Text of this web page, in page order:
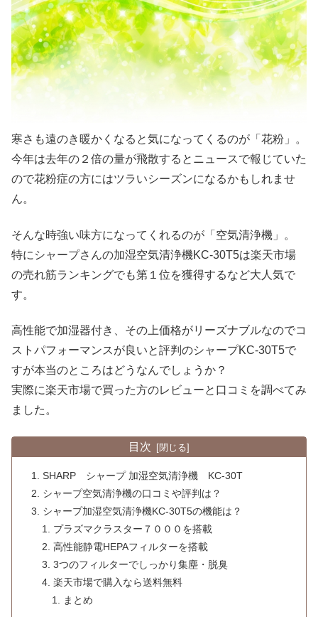
寒さも遠のき暖かくなると気になってくるのが「花粉」。
今年は去年の２倍の量が飛散するとニュースで報じていた
ので花粉症の方にはツラいシーズンになるかもしれませ
ん。
そんな時強い味方になってくれるのが「空気清浄機」。
特にシャープさんの加湿空気清浄機KC-30T5は楽天市場
の売れ筋ランキングでも第１位を獲得するなど大人気で
す。
高性能で加湿器付き、その上価格がリーズナブルなのでコ
ストパフォーマンスが良いと評判のシャープKC-30T5で
すが本当のところはどうなんでしょうか？
実際に楽天市場で買った方のレビューと口コミを調べてみ
ました。
目次
SHARP シャープ 加湿空気清浄機 KC-30T
シャープ空気清浄機の口コミや評判は？
シャープ加湿空気清浄機KC-30T5の機能は？
プラズマクラスター７０００を搭載
高性能静電HEPAフィルターを搭載
3つのフィルターでしっかり集塵・脱臭
楽天市場で購入なら送料無料
まとめ